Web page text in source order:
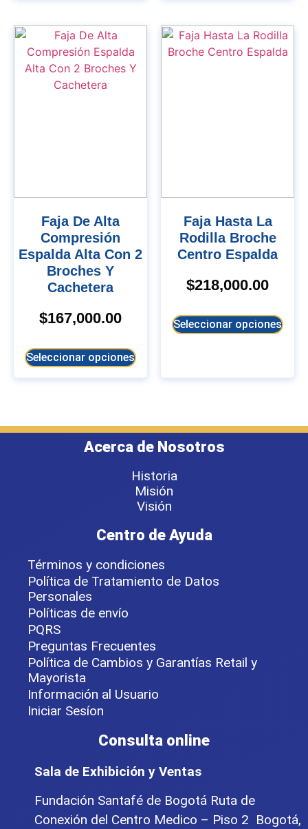
Faja De Alta
Compresión
Espalda Alta Con 2
Broches Y
Cachetera
$167,000.00
Seleccionar opciones
Faja Hasta La
Rodilla Broche
Centro Espalda
$218,000.00
Seleccionar opciones
Acerca de Nosotros
Historia
Misión
Visión
Centro de Ayuda
Términos y condiciones
Política de Tratamiento de Datos
Personales
Políticas de envío
PQRS
Preguntas Frecuentes
Política de Cambios y Garantías Retail y
Mayorista
Información al Usuario
Iniciar Sesíon
Consulta online
Sala de Exhibición y Ventas
Fundación Santafé de Bogotá Ruta de
Conexión del Centro Medico – Piso 2 Bogotá,